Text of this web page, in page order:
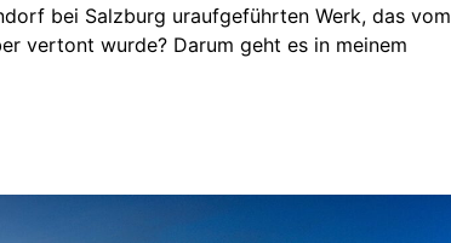
bei Salzburg uraufgeführten Werk, das vom
vertont wurde? Darum geht es in meinem